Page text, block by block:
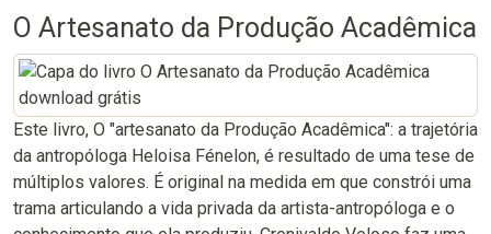
O Artesanato da Produção Acadêmica
Este livro, O "artesanato da Produção Acadêmica": a trajetória
da antropóloga Heloisa Fénelon, é resultado de uma tese de
múltiplos valores. É original na medida em que constrói uma
trama articulando a vida privada da artista-antropóloga e o